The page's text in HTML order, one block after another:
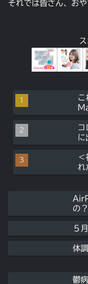
それでは皆さん、おや
コ
に
れ
の？
５
体
鬱